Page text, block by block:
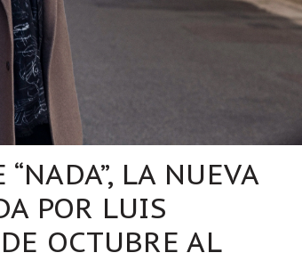
LA NUEVA
POR LUIS
OCTUBRE AL